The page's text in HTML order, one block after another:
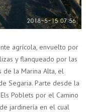
agrícola, envuelto por
y flanqueado por las
de la Marina Alta, el
Segaria. Parte desde la
Poblets por el Camino
jardinería en el cual